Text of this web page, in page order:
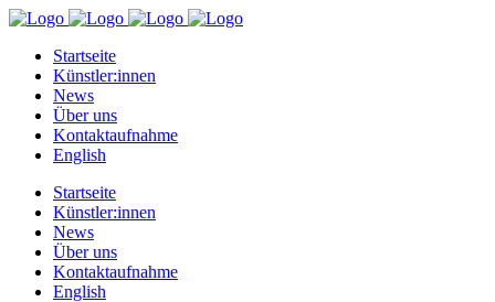
Startseite
Künstler:innen
News
Über uns
Kontaktaufnahme
English
Startseite
Künstler:innen
News
Über uns
Kontaktaufnahme
English